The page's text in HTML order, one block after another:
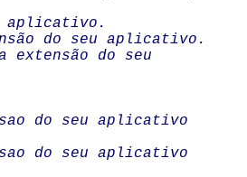
aplicativo.
do seu aplicativo.
extensão do seu
do seu aplicativo
do seu aplicativo